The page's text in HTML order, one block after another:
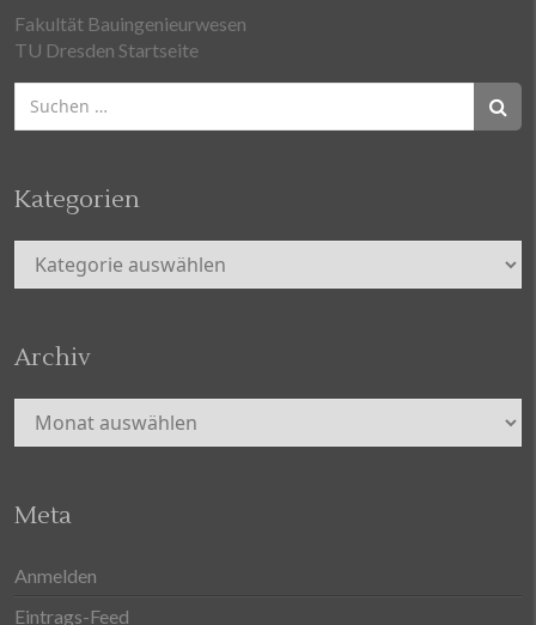
Fakultät Bauingenieurwesen
TU Dresden Startseite
Suchen
nach:
Kategorien
Kategorien
Archiv
Archiv
Meta
Anmelden
Eintrags-Feed